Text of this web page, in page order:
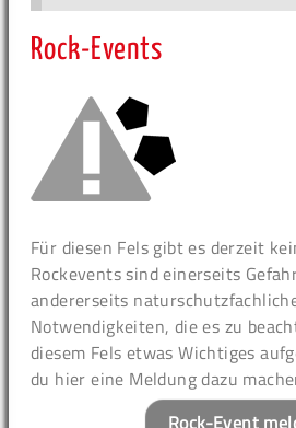
Rock-Events
Für diesen Fels gibt es derzeit
Rockevents sind einerseits
andererseits
Notwendigkeiten, die es zu
diesem Fels etwas Wichtiges
du hier eine Meldung dazu
Rock-Event